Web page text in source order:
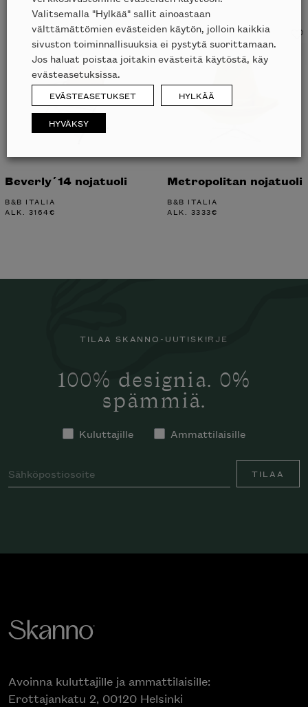
Beverly´14 nojatuoli
B&B ITALIA
ALK. 3164€
Metropolitan nojatuoli
B&B ITALIA
ALK. 3333€
TILAA SKANNO-UUTISKIRJE
100% designia. 0%
spämmiä.
Kuluttajille Ammattilaisille
TILAA
Avoinna kuluttajille ja ammattilaisille:
Erottajankatu 2, 00120 Helsinki
Valitsemalla "Hylkää" sallit ainoastaan
välttämättömien evästeiden käytön, jolloin kaikkia
sivuston toiminnallisuuksia ei pystytä suorittamaan.
Jos haluat poistaa joitakin evästeitä käytöstä, käy
evästeasetuksissa.
EVÄSTEASETUKSET HYLKÄÄ
HYVÄKSY